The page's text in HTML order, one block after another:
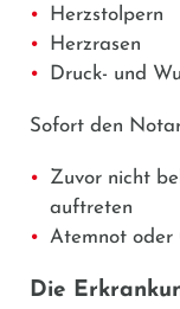
Herzstolpern
Herzrasen
Druck- und
Sofort den
Zuvor nicht
auftreten
Atemnot
Die